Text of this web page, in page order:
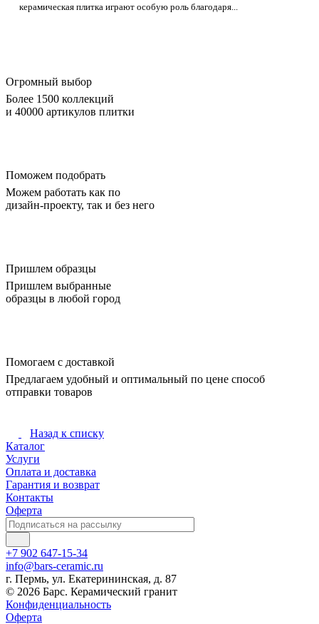
керамическая плитка играют особую роль благодаря...
Огромный выбор
Более 1500 коллекций
и 40000 артикулов плитки
Поможем подобрать
Можем работать как по
дизайн-проекту, так и без него
Пришлем образцы
Пришлем выбранные
образцы в любой город
Помогаем с доставкой
Предлагаем удобный и оптимальный по цене способ
отправки товаров
Назад к списку
Каталог
Услуги
Оплата и доставка
Гарантия и возврат
Контакты
Оферта
+7 902 647-15-34
info@bars-ceramic.ru
г. Пермь, ул. Екатерининская, д. 87
© 2026 Барс. Керамический гранит
Конфиденциальность
Оферта